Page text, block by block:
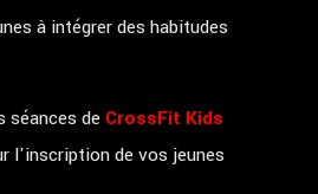
à intégrer des habitudes
séances de CrossFit Kids
l'inscription de vos jeunes